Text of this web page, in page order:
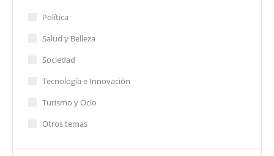
Política
Salud y Belleza
Sociedad
Tecnología e Innovación
Turismo y Ocio
Otros temas